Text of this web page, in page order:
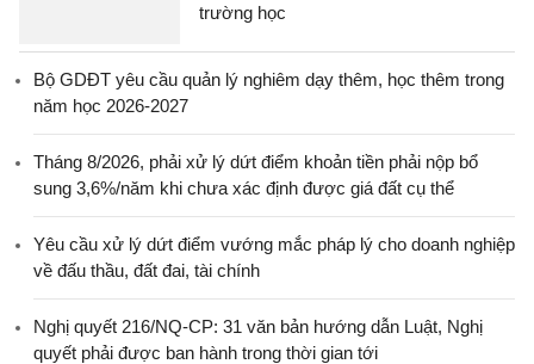
trường học
Bộ GDĐT yêu cầu quản lý nghiêm dạy thêm, học thêm trong
năm học 2026-2027
Tháng 8/2026, phải xử lý dứt điểm khoản tiền phải nộp bổ
sung 3,6%/năm khi chưa xác định được giá đất cụ thể
Yêu cầu xử lý dứt điểm vướng mắc pháp lý cho doanh nghiệp
về đấu thầu, đất đai, tài chính
Nghị quyết 216/NQ-CP: 31 văn bản hướng dẫn Luật, Nghị
quyết phải được ban hành trong thời gian tới